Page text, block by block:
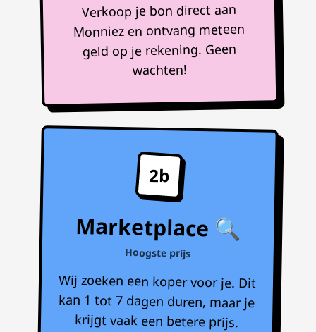
Verkoop je bon direct aan
Monniez en ontvang meteen
geld op je rekening. Geen
wachten!
2b
Marketplace 🔍
Hoogste prijs
Wij zoeken een koper voor je. Dit
kan 1 tot 7 dagen duren, maar je
krijgt vaak een betere prijs.